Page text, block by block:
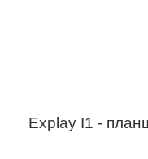
Explay I1 -